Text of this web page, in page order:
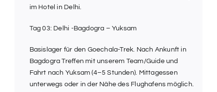
im Hotel in Delhi.
Tag 03: Delhi -Bagdogra – Yuksam
Basislager für den Goechala-Trek. Nach Ankunft in
Bagdogra Treffen mit unserem Team/Guide und
Fahrt nach Yuksam (4–5 Stunden). Mittagessen
unterwegs oder in der Nähe des Flughafens möglich.